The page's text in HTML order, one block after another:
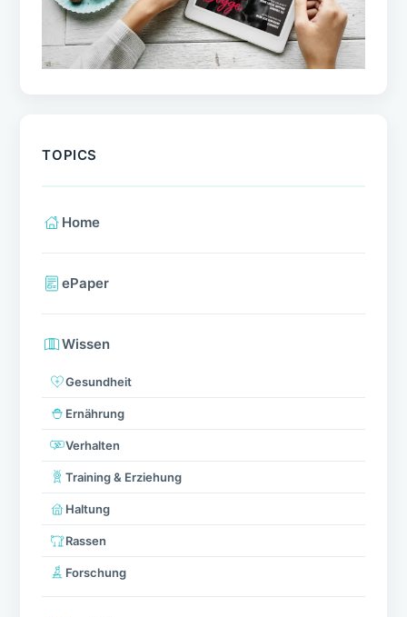
TOPICS
Home
ePaper
Wissen
Gesundheit
Ernährung
Verhalten
Training & Erziehung
Haltung
Rassen
Forschung